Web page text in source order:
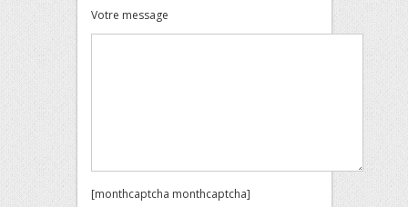
Votre message
[monthcaptcha monthcaptcha]